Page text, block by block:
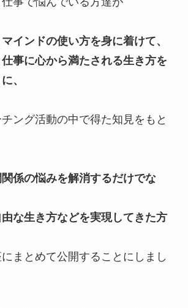
インドの使い方を身に着けて、
事に心から満たされる生き方を
、
ング活動の中で得た知見をもと
係の悩みを解消するだけでな
な生き方などを実現してきた方
まとめて公開することにしまし